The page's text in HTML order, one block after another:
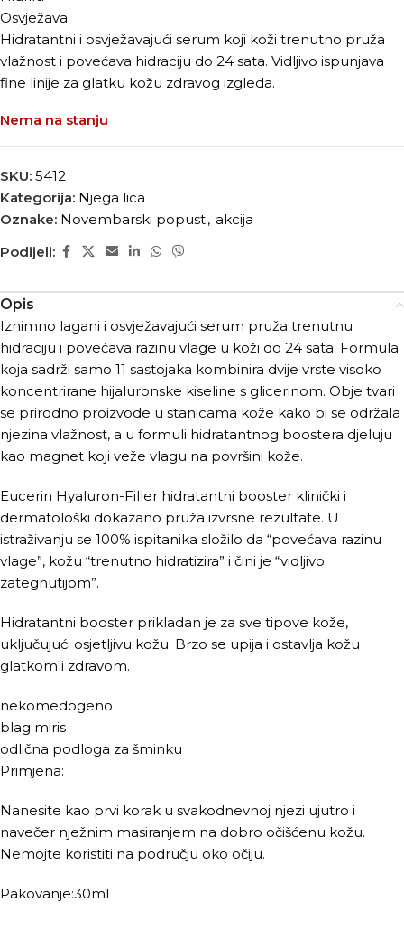
Osvježava
Hidratantni i osvježavajući serum koji koži trenutno pruža
vlažnost i povećava hidraciju do 24 sata. Vidljivo ispunjava
fine linije za glatku kožu zdravog izgleda.
Nema na stanju
SKU: 5412
Kategorija: Njega lica
Oznake: Novembarski popust, akcija
Podijeli:
Opis
Iznimno lagani i osvježavajući serum pruža trenutnu
hidraciju i povećava razinu vlage u koži do 24 sata. Formula
koja sadrži samo 11 sastojaka kombinira dvije vrste visoko
koncentrirane hijaluronske kiseline s glicerinom. Obje tvari
se prirodno proizvode u stanicama kože kako bi se održala
njezina vlažnost, a u formuli hidratantnog boostera djeluju
kao magnet koji veže vlagu na površini kože.
Eucerin Hyaluron-Filler hidratantni booster klinički i
dermatološki dokazano pruža izvrsne rezultate. U
istraživanju se 100% ispitanika složilo da “povećava razinu
vlage”, kožu “trenutno hidratizira” i čini je “vidljivo
zategnutijom”.
Hidratantni booster prikladan je za sve tipove kože,
uključujući osjetljivu kožu. Brzo se upija i ostavlja kožu
glatkom i zdravom.
nekomedogeno
blag miris
odlična podloga za šminku
Primjena:
Nanesite kao prvi korak u svakodnevnoj njezi ujutro i
navečer nježnim masiranjem na dobro očišćenu kožu.
Nemojte koristiti na području oko očiju.
Pakovanje:30ml